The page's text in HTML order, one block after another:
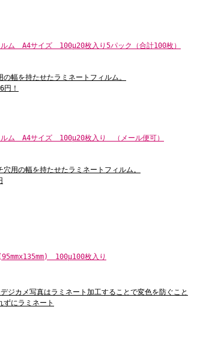
ルム A4サイズ 100μ20枚入り5パック（合計100枚）
幅を持たせたラミネートフィルム。
！
ルム A4サイズ 100μ20枚入り （メール便可）
用の幅を持たせたラミネートフィルム。
100μ100枚入り
ジカメ写真はラミネート加工することで変色を防ぐこと
ずにラミネート